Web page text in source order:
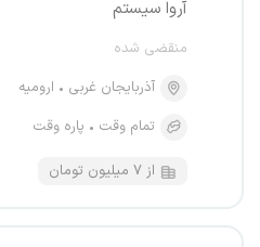
آروا سیستم
منقضی شده
آذربایجان غربی
ارومیه
تمام وقت
پاره وقت
از ۷ میلیون تومان